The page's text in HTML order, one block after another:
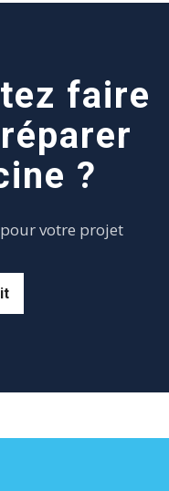
faire
?
votre projet